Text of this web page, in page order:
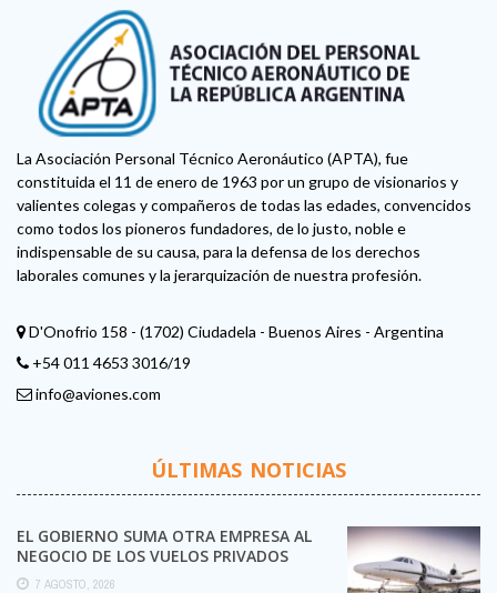
La Asociación Personal Técnico Aeronáutico (APTA), fue
constituida el 11 de enero de 1963 por un grupo de visionarios y
valientes colegas y compañeros de todas las edades, convencidos
como todos los pioneros fundadores, de lo justo, noble e
indispensable de su causa, para la defensa de los derechos
laborales comunes y la jerarquización de nuestra profesión.
D'Onofrio 158 - (1702) Ciudadela - Buenos Aires - Argentina
+54 011 4653 3016/19
info@aviones.com
ÚLTIMAS NOTICIAS
EL GOBIERNO SUMA OTRA EMPRESA AL
NEGOCIO DE LOS VUELOS PRIVADOS
7 AGOSTO, 2026